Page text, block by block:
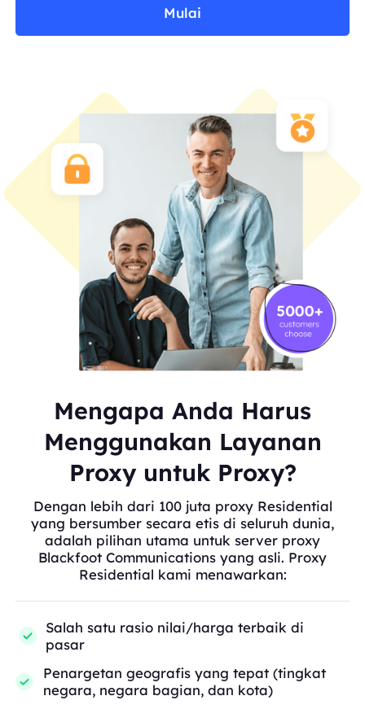
Mulai
Mengapa Anda Harus
Menggunakan Layanan
Proxy untuk Proxy?
Dengan lebih dari 100 juta proxy Residential
yang bersumber secara etis di seluruh dunia,
adalah pilihan utama untuk server proxy
Blackfoot Communications yang asli. Proxy
Residential kami menawarkan:
Salah satu rasio nilai/harga terbaik di
pasar
Penargetan geografis yang tepat (tingkat
negara, negara bagian, dan kota)